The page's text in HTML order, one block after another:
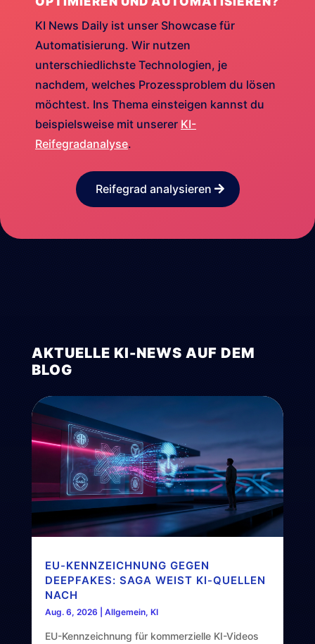
KI News Daily ist unser Showcase für
Automatisierung. Wir nutzen
unterschiedlichste Technologien, je
nachdem, welches Prozessproblem du lösen
möchtest. Ins Thema einsteigen kannst du
beispielsweise mit unserer KI-
Reifegradanalyse.
Reifegrad analysieren
AKTUELLE KI-NEWS AUF DEM
BLOG
EU-KENNZEICHNUNG GEGEN
DEEPFAKES: SAGA WEIST KI-QUELLEN
NACH
Aug. 6, 2026 Allgemein, KI
EU-Kennzeichnung für kommerzielle KI-Videos